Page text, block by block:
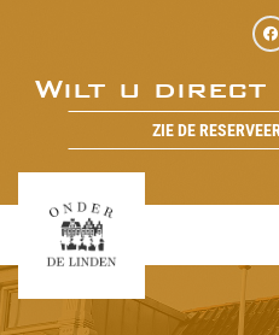
Wilt u direct
ZIE DE